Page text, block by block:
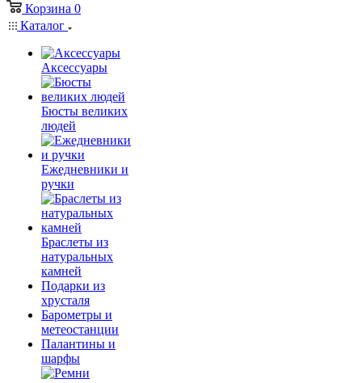
Корзина 0
Каталог
Аксессуары
Бюсты великих
людей
Ежедневники и
ручки
Браслеты из
натуральных
камней
Подарки из
хрусталя
Барометры и
метеостанции
Палантины и
шарфы